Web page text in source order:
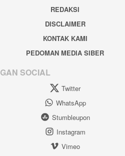
REDAKSI
DISCLAIMER
KONTAK KAMI
PEDOMAN MEDIA SIBER
SOCIAL
Twitter
WhatsApp
Stumbleupon
Instagram
Vimeo